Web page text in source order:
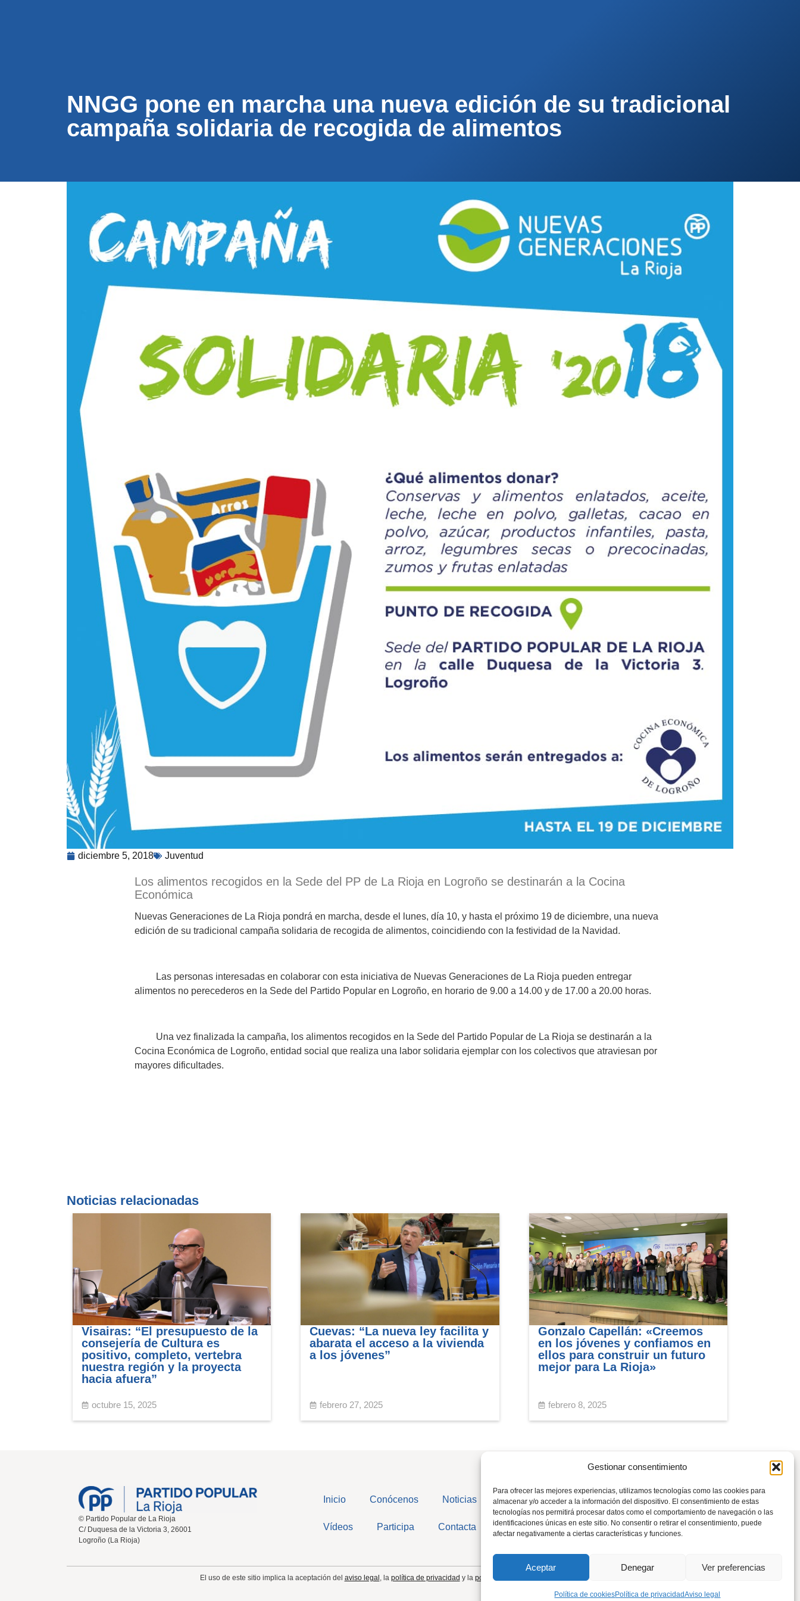
Gestionar consentimiento
Para ofrecer las mejores experiencias, utilizamos tecnologías como las cookies para
almacenar y/o acceder a la información del dispositivo. El consentimiento de estas
tecnologías nos permitirá procesar datos como el comportamiento de navegación o las
identificaciones únicas en este sitio. No consentir o retirar el consentimiento, puede
afectar negativamente a ciertas características y funciones.
Aceptar Denegar Ver preferencias
Política de cookiesPolítica de privacidadAviso legal
NNGG pone en marcha una nueva edición de su tradicional
campaña solidaria de recogida de alimentos
diciembre 5, 2018 Juventud
Los alimentos recogidos en la Sede del PP de La Rioja en Logroño se destinarán a la Cocina
Económica
Nuevas Generaciones de La Rioja pondrá en marcha, desde el lunes, día 10, y hasta el próximo 19 de diciembre, una nueva
edición de su tradicional campaña solidaria de recogida de alimentos, coincidiendo con la festividad de la Navidad.
Las personas interesadas en colaborar con esta iniciativa de Nuevas Generaciones de La Rioja pueden entregar
alimentos no perecederos en la Sede del Partido Popular en Logroño, en horario de 9.00 a 14.00 y de 17.00 a 20.00 horas.
Una vez finalizada la campaña, los alimentos recogidos en la Sede del Partido Popular de La Rioja se destinarán a la
Cocina Económica de Logroño, entidad social que realiza una labor solidaria ejemplar con los colectivos que atraviesan por
mayores dificultades.
Noticias relacionadas
Visairas: “El presupuesto de la
consejería de Cultura es
positivo, completo, vertebra
nuestra región y la proyecta
hacia afuera”
octubre 15, 2025
Cuevas: “La nueva ley facilita y
abarata el acceso a la vivienda
a los jóvenes”
febrero 27, 2025
Gonzalo Capellán: «Creemos
en los jóvenes y confiamos en
ellos para construir un futuro
mejor para La Rioja»
febrero 8, 2025
© Partido Popular de La Rioja
C/ Duquesa de la Victoria 3, 26001
Logroño (La Rioja)
Inicio Conócenos Noticias
Vídeos Participa Contacta
Tel: 941 226 108
rioja@pp.es
El uso de este sitio implica la aceptación del aviso legal , la política de privacidad y la política de cookies del Partido Popular.